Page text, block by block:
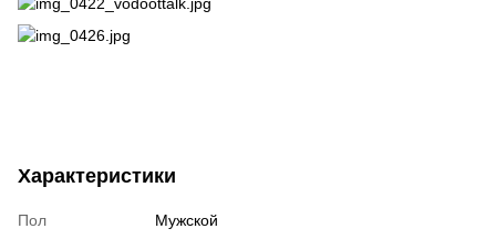
Характеристики
Пол
Мужской